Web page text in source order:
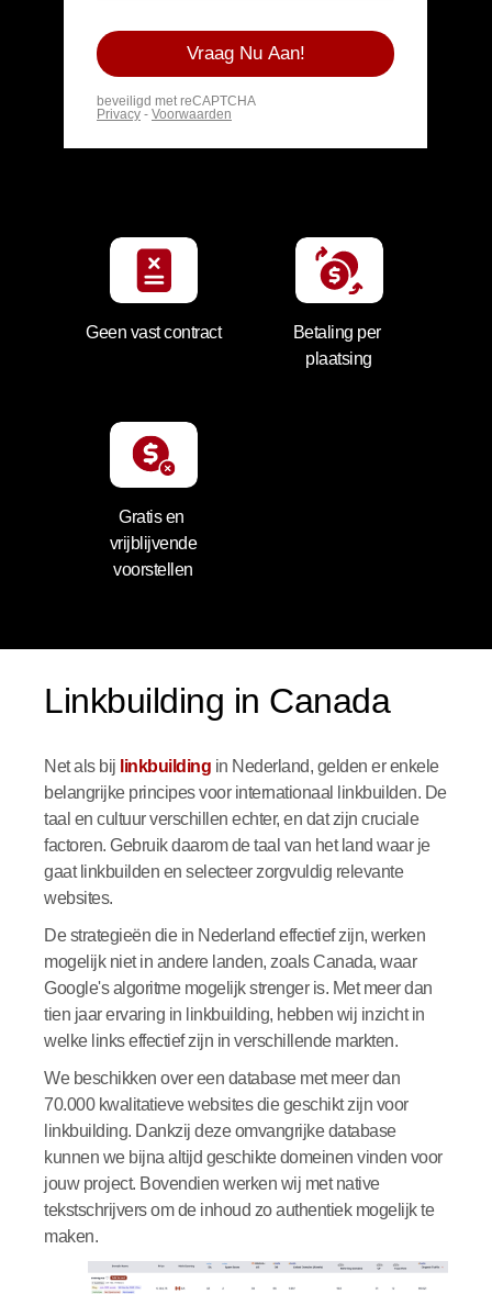
Geen vast contract
Betaling per
plaatsing
Gratis en
vrijblijvende
voorstellen
Linkbuilding in Canada
Net als bij linkbuilding in Nederland, gelden er enkele
belangrijke principes voor internationaal linkbuilden. De
taal en cultuur verschillen echter, en dat zijn cruciale
factoren. Gebruik daarom de taal van het land waar je
gaat linkbuilden en selecteer zorgvuldig relevante
websites.
De strategieën die in Nederland effectief zijn, werken
mogelijk niet in andere landen, zoals Canada, waar
Google's algoritme mogelijk strenger is. Met meer dan
tien jaar ervaring in linkbuilding, hebben wij inzicht in
welke links effectief zijn in verschillende markten.
We beschikken over een database met meer dan
70.000 kwalitatieve websites die geschikt zijn voor
linkbuilding. Dankzij deze omvangrijke database
kunnen we bijna altijd geschikte domeinen vinden voor
jouw project. Bovendien werken wij met native
tekstschrijvers om de inhoud zo authentiek mogelijk te
maken.